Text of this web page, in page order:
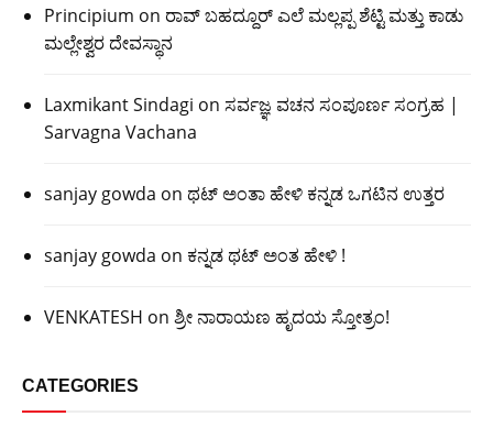
Principium on ರಾವ್ ಬಹದ್ದೂರ್ ಎಲೆ ಮಲ್ಲಪ್ಪ ಶೆಟ್ಟಿ ಮತ್ತು ಕಾಡು
ಮಲ್ಲೇಶ್ವರ ದೇವಸ್ಥಾನ
Laxmikant Sindagi on ಸರ್ವಜ್ಞ ವಚನ ಸಂಪೂರ್ಣ ಸಂಗ್ರಹ |
Sarvagna Vachana
sanjay gowda on ಥಟ್ ಅಂತಾ ಹೇಳಿ ಕನ್ನಡ ಒಗಟಿನ ಉತ್ತರ
sanjay gowda on ಕನ್ನಡ ಥಟ್ ಅಂತ ಹೇಳಿ !
VENKATESH on ಶ್ರೀ ನಾರಾಯಣ ಹೃದಯ ಸ್ತೋತ್ರಂ!
CATEGORIES